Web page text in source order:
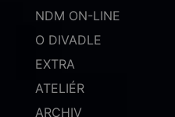
NDM ON-LINE
O DIVADLE
EXTRA
ATELIÉR
ARCHIV